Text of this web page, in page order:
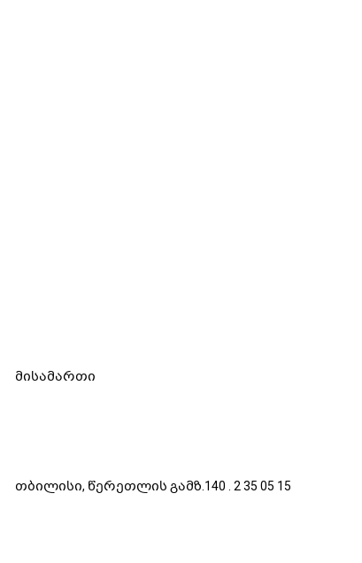
მისამართი
თბილისი, წერეთლის გამზ.140 . 2 35 05 15